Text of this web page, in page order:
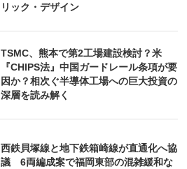
リック・デザイン
TSMC、熊本で第2工場建設検討？米
『CHIPS法』中国ガードレール条項が要
因か？相次ぐ半導体工場への巨大投資の
深層を読み解く
西鉄貝塚線と地下鉄箱崎線が直通化へ協
議 6両編成案で福岡東部の混雑緩和な